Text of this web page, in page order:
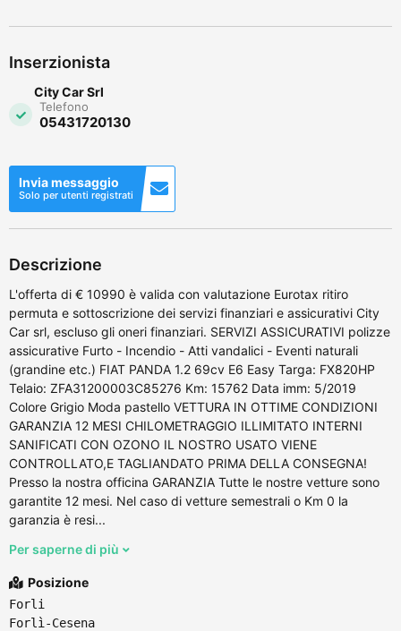
Inserzionista
City Car Srl
Telefono
05431720130
Invia messaggio
Solo per utenti registrati
Descrizione
L'offerta di € 10990 è valida con valutazione Eurotax ritiro
permuta e sottoscrizione dei servizi finanziari e assicurativi City
Car srl, escluso gli oneri finanziari. SERVIZI ASSICURATIVI polizze
assicurative Furto - Incendio - Atti vandalici - Eventi naturali
(grandine etc.) FIAT PANDA 1.2 69cv E6 Easy Targa: FX820HP
Telaio: ZFA31200003C85276 Km: 15762 Data imm: 5/2019
Colore Grigio Moda pastello VETTURA IN OTTIME CONDIZIONI
GARANZIA 12 MESI CHILOMETRAGGIO ILLIMITATO INTERNI
SANIFICATI CON OZONO IL NOSTRO USATO VIENE
CONTROLLATO,E TAGLIANDATO PRIMA DELLA CONSEGNA!
Presso la nostra officina GARANZIA Tutte le nostre vetture sono
garantite 12 mesi. Nel caso di vetture semestrali o Km 0 la
garanzia è resi...
Per saperne di più
Posizione
Forli
Forlì-Cesena